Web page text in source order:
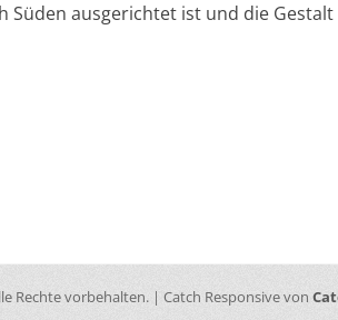
Süden ausgerichtet ist und die Gestalt
Rechte vorbehalten. | Catch Responsive von